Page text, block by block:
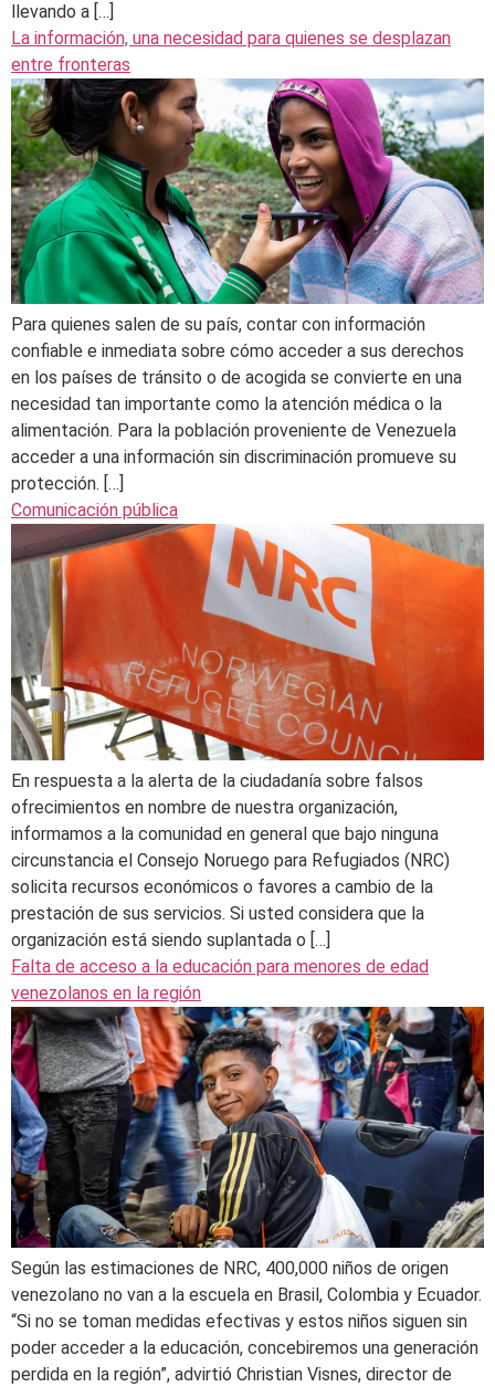
llevando a […]
La información, una necesidad para quienes se desplazan
entre fronteras
Para quienes salen de su país, contar con información
confiable e inmediata sobre cómo acceder a sus derechos
en los países de tránsito o de acogida se convierte en una
necesidad tan importante como la atención médica o la
alimentación. Para la población proveniente de Venezuela
acceder a una información sin discriminación promueve su
protección. […]
Comunicación pública
En respuesta a la alerta de la ciudadanía sobre falsos
ofrecimientos en nombre de nuestra organización,
informamos a la comunidad en general que bajo ninguna
circunstancia el Consejo Noruego para Refugiados (NRC)
solicita recursos económicos o favores a cambio de la
prestación de sus servicios. Si usted considera que la
organización está siendo suplantada o […]
Falta de acceso a la educación para menores de edad
venezolanos en la región
Según las estimaciones de NRC, 400,000 niños de origen
venezolano no van a la escuela en Brasil, Colombia y Ecuador.
“Si no se toman medidas efectivas y estos niños siguen sin
poder acceder a la educación, concebiremos una generación
perdida en la región”, advirtió Christian Visnes, director de